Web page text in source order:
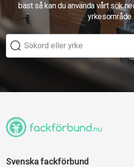
bäst så kan du använda vårt sök
yrkesområde.
Svenska fackförbund